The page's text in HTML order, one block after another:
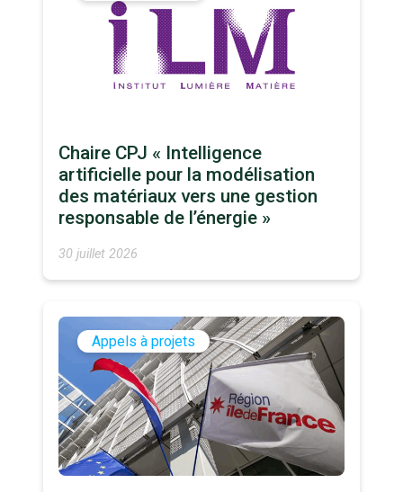
Chaire CPJ « Intelligence
artificielle pour la modélisation
des matériaux vers une gestion
responsable de l’énergie »
30 juillet 2026
Appels à projets